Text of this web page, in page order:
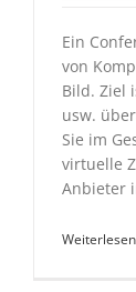
Ein
von
Bild. Ziel
usw.
Sie im
virtuelle
Anbieter
Weiterlesen